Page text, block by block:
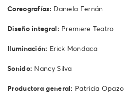
Coreografías: Daniela Fernán
Diseño integral: Premiere Teatro
Iluminación: Erick Mondaca
Sonido: Nancy Silva
Productora general: Patricia Opazo